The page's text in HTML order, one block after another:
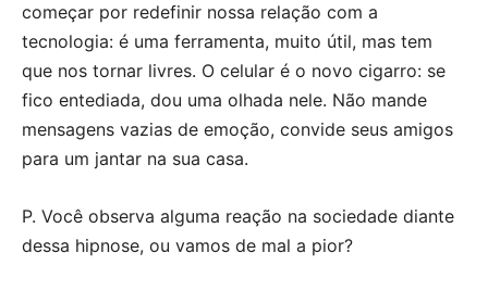
começar por redefinir nossa relação com a
tecnologia: é uma ferramenta, muito útil, mas tem
que nos tornar livres. O celular é o novo cigarro: se
fico entediada, dou uma olhada nele. Não mande
mensagens vazias de emoção, convide seus amigos
para um jantar na sua casa.
P. Você observa alguma reação na sociedade diante
dessa hipnose, ou vamos de mal a pior?